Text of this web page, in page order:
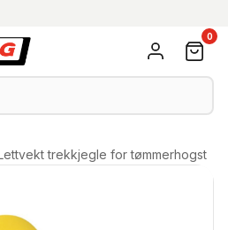
0
trekkjegle for tømmerhogst